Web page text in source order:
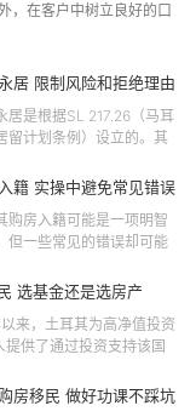
，在客户中树立良好的口
居 限制风险和拒绝理由
居是根据SL 217.26（马耳
留计划条例）设立的。其
律公告，并随后根据2024
籍 实操中避免常见错误
购房入籍可能是一项明智
但一些常见的错误却可能
投资者轻信营销宣传或不
选基金还是选房产
来，土耳其为高净值投资
提供了通过投资支持该国
的一大亮点在于其涵盖广
房移民 做好功课不踩坑